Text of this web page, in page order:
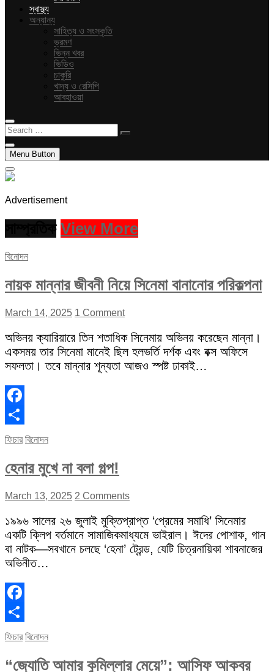
স্বাস্থ্য
অন্যান্য
সাহিত্য ও সংস্কৃতি
ভ্রমণ
ভিন্ন খবর
ভিডিও
চাকুরি
খাদ্য ও রেসিপি
আবহাওয়া
Search
…
Menu Button
Advertisement
View More
বিনোদন
নায়ক মান্নার জীবনী নিয়ে সিনেমা বানানোর পরিকল্পনা
March 14, 2025 1 Comment
অভিনয় ক্যারিয়ারে তিন শতাধিক সিনেমায় অভিনয় করেছেন মান্না।
একসময় তার সিনেমা মানেই ছিল হলভর্তি দর্শক এবং বক্স অফিসে
সফলতা। তবে মান্নার শূন্যতা আজও স্পষ্ট ঢাকাই…
Facebook
Share
ফিচার বিনোদন
হেনার মুখে না বলা গল্প!
March 13, 2025 2 Comments
১৯৯৬ সালের ২৬ জুলাই মুক্তিপ্রাপ্ত ‘প্রেমের সমাধি’ সিনেমার
একটি ক্লিপ বর্তমানে সামাজিকমাধ্যমে ভাইরাল। ঈদের পোশাক, গান
বা নাটক—সবখানে চলছে ‘হেনা’ ট্রেন্ড, যেটি চিত্রনায়িকা শাবনাজের
অভিনীত…
Facebook
Share
ফিচার বিনোদন
“জ্যোতি আমার কুমিল্লার মেয়ে”: আসিফ আকবর